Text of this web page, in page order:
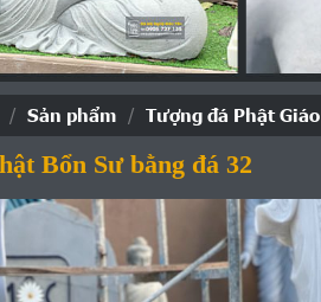
/ Sản phẩm / Tượng đá Phật Giáo
Bổn Sư bằng đá 32